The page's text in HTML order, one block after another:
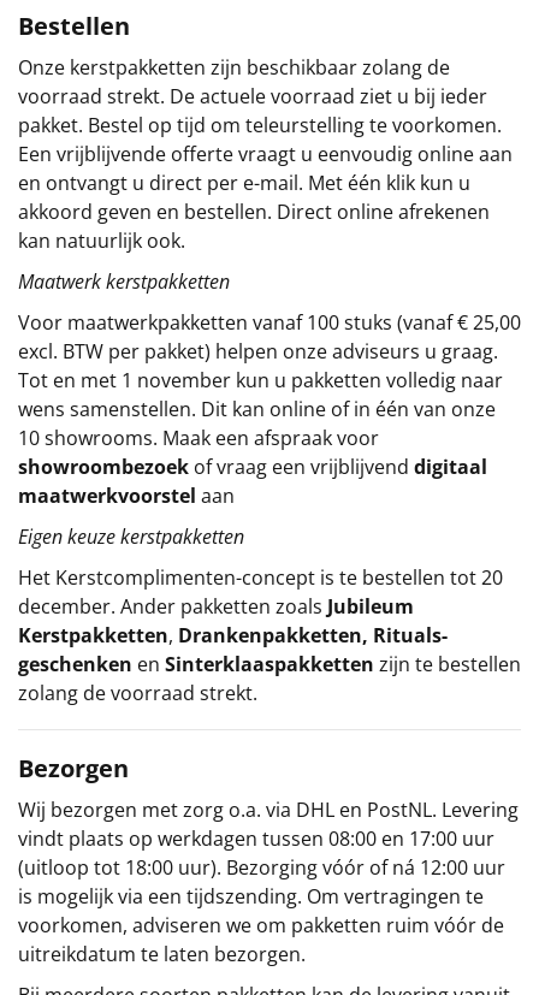
Particulier
Kerstgeschenken 2026
Relatiegeschenken
Cadeaubon
Per stuk
Alle overige
Bestellen
Onze kerstpakketten zijn beschikbaar zolang de
voorraad strekt. De actuele voorraad ziet u bij ieder
pakket. Bestel op tijd om teleurstelling te voorkomen.
Een vrijblijvende offerte vraagt u eenvoudig online aan
en ontvangt u direct per e-mail. Met één klik kun u
akkoord geven en bestellen. Direct online afrekenen
kan natuurlijk ook.
Maatwerk kerstpakketten
Voor maatwerkpakketten vanaf 100 stuks (vanaf € 25,00
excl. BTW per pakket) helpen onze adviseurs u graag.
Tot en met 1 november kun u pakketten volledig naar
wens samenstellen. Dit kan online of in één van onze
10 showrooms. Maak een afspraak voor
showroombezoek of vraag een vrijblijvend digitaal
maatwerkvoorstel aan
Eigen keuze kerstpakketten
Het Kerstcomplimenten-concept is te bestellen tot 20
december. Ander pakketten zoals Jubileum
Kerstpakketten, Drankenpakketten, Rituals-
geschenken en Sinterklaaspakketten zijn te bestellen
zolang de voorraad strekt.
Bezorgen
Wij bezorgen met zorg o.a. via DHL en PostNL. Levering
vindt plaats op werkdagen tussen 08:00 en 17:00 uur
(uitloop tot 18:00 uur). Bezorging vóór of ná 12:00 uur
is mogelijk via een tijdszending. Om vertragingen te
voorkomen, adviseren we om pakketten ruim vóór de
uitreikdatum te laten bezorgen.